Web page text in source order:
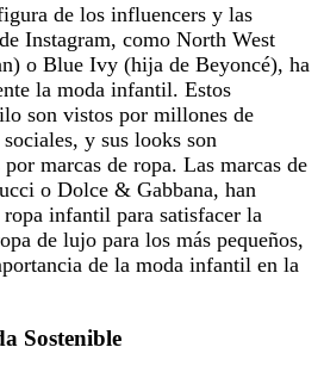
de los influencers y las
Instagram, como North West
o Blue Ivy (hija de Beyoncé), ha
la moda infantil. Estos
son vistos por millones de
y sus looks son
marcas de ropa. Las marcas de
o Dolce & Gabbana, han
infantil para satisfacer la
de lujo para los más pequeños,
de la moda infantil en la
Sostenible